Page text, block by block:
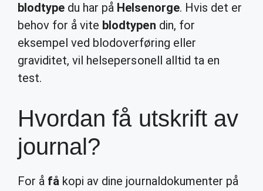
blodtype du har på Helsenorge. Hvis det er
behov for å vite blodtypen din, for
eksempel ved blodoverføring eller
graviditet, vil helsepersonell alltid ta en
test.
Hvordan få utskrift av
journal?
For å få kopi av dine journaldokumenter på